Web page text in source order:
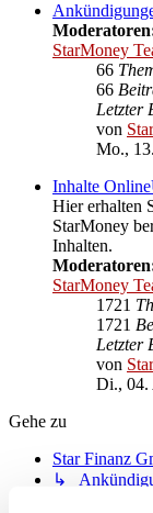
StarMoney
66
66
Letzter
von
Mo.,
Inhalte
Hier erhalten
StarMoney
Inhalten.
StarMoney
1721
1721
Letzter
von
Di., 04.
Gehe zu
Star Finanz
↳
↳ Inhalte